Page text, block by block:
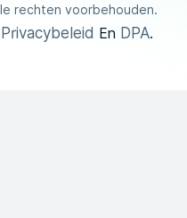
rechten voorbehouden.
Privacybeleid En DPA.